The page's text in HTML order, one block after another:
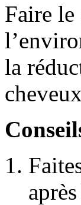
Faire
la